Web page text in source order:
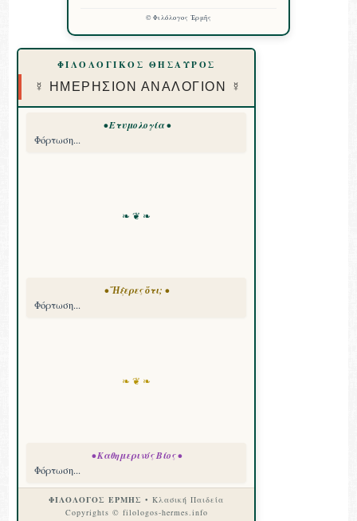
© Φιλόλογος Ἑρμῆς
ΦΙΛΟΛΟΓΙΚΟΣ ΘΗΣΑΥΡΟΣ
☿ ΗΜΕΡΗΣΙΟΝ ΑΝΑΛΟΓΙΟΝ ☿
• Ετυμολογία •
Φόρτωση...
❧ ❦ ❧
• Ἤξερες ὅτι; •
Φόρτωση...
❧ ❦ ❧
• Καθημερινός Βίος •
Φόρτωση...
ΦΙΛΟΛΟΓΟΣ ΕΡΜΗΣ • Κλασική Παιδεία
Copyrights © filologos-hermes.info